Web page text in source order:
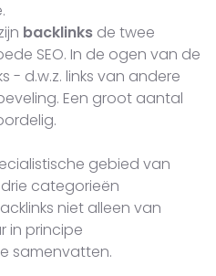
backlinks de twee
SEO. In de ogen van de
- d.w.z. links van andere
Een groot aantal
gebied van
drie categorieën
niet alleen van
in principe
samenvatten.